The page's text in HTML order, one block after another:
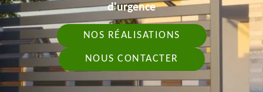
d'urgence
NOS RÉALISATIONS
NOUS CONTACTER